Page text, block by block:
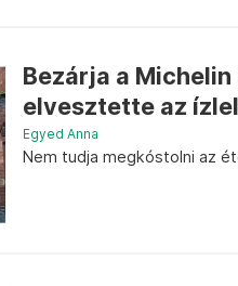
Bezárja a
elvesztette az
Egyed Anna
Nem tudja megkóstolni az